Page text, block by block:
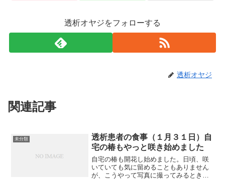
透析オヤジをフォローする
透析オヤジ
関連記事
未分類
透析患者の食事（１月３１日）自
宅の椿もやっと咲き始めました
自宅の椿も開花し始めました。日頃、咲
いていても気に留めることもありません
が、こうやって写真に撮ってみるときれ